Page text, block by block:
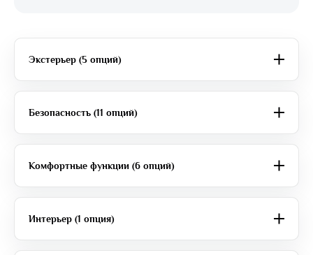
Экстерьер (5 опций)
Безопасность (11 опций)
Комфортные функции (6 опций)
Интерьер (1 опция)